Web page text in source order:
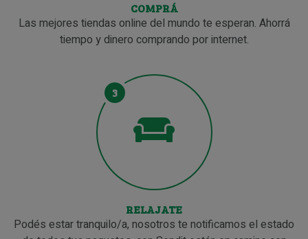
COMPRÁ
Las mejores tiendas online del mundo te esperan. Ahorrá
tiempo y dinero comprando por internet.
3
RELAJATE
Podés estar tranquilo/a, nosotros te notificamos el estado